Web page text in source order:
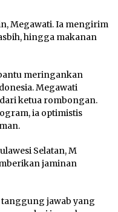
Megawati. Ia mengirim
hingga makanan
meringankan
Megawati
ketua rombongan.
ia optimistis
Selatan, M
jaminan
jawab yang